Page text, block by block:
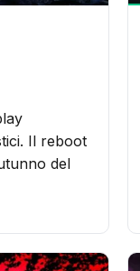
Il reboot
del